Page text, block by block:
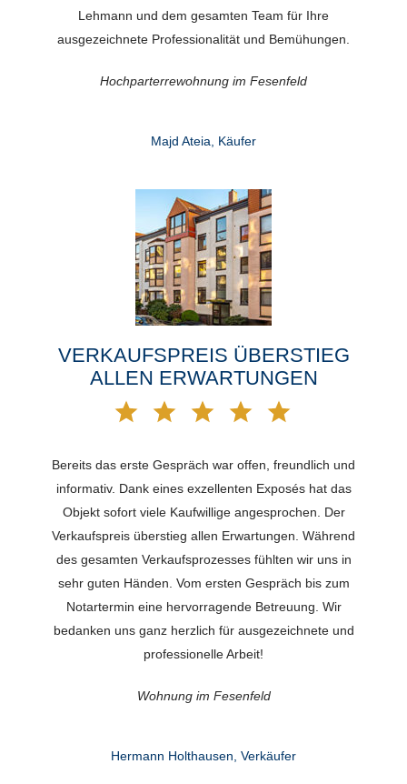
Lehmann und dem gesamten Team für Ihre
ausgezeichnete Professionalität und Bemühungen.
Hochparterrewohnung im Fesenfeld
Majd Ateia, Käufer
VERKAUFSPREIS ÜBERSTIEG
ALLEN ERWARTUNGEN
Bereits das erste Gespräch war offen, freundlich und
informativ. Dank eines exzellenten Exposés hat das
Objekt sofort viele Kaufwillige angesprochen. Der
Verkaufspreis überstieg allen Erwartungen. Während
des gesamten Verkaufsprozesses fühlten wir uns in
sehr guten Händen. Vom ersten Gespräch bis zum
Notartermin eine hervorragende Betreuung. Wir
bedanken uns ganz herzlich für ausgezeichnete und
professionelle Arbeit!
Wohnung im Fesenfeld
Hermann Holthausen, Verkäufer